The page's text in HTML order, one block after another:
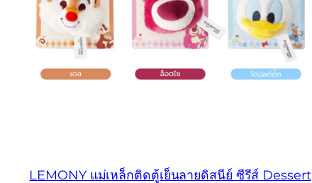
LEMONY แม่เหล็กติดตู้เย็นลายดิสนีย์ ซีรีส์ Dessert